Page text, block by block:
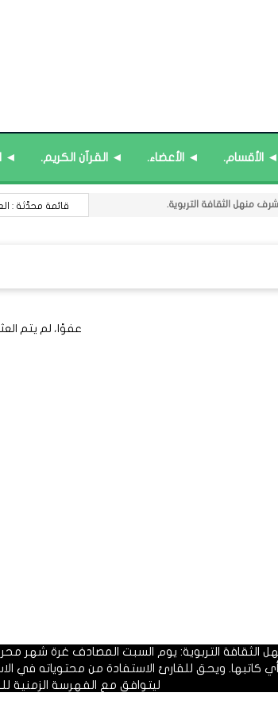
◄ الأقسام. ◄ الأعضاء. ◄ القرآن الكريم. ◄
قائمة محدَّثة :
عفوًا، لم يتم
يوم السبت المصادف غرة شهر محرم 1428هـ، الموافق العشرون من شهر يناير
كاتبها. ويحق للقارئ الاستفادة من محتوياته في
ليتوافق مع الفهرسة الزمنية